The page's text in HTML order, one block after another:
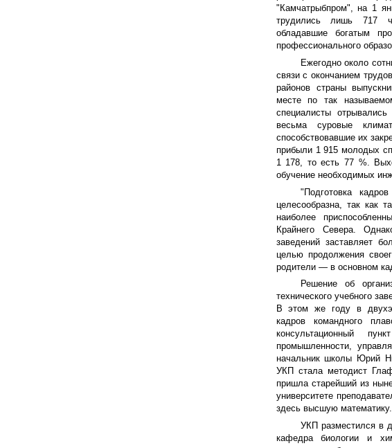
"Камчатрыбпром", на 1
трудились лишь 717
обладавшие богатым
профессионального
Ежегодно около
связи с окончанием
районов страны
месте по так
специалисты
весьма суровые
способствовавшие их
прибыли 1 915 молодых
1 178, то есть 77 %.
обучение необходимых
"Подготовка
целесообразна, так как
наиболее
Крайнего Севера.
заведений заставляет
целью продолжения
родители — в основном
Решение об
технического учебного
В этом же году в
кадров командного
консультационный
промышленности,
начальник школы Юрий
УКП стала методист
пришла старейший из
университете
здесь высшую математику.
УКП разместился в
кафедра биологии и